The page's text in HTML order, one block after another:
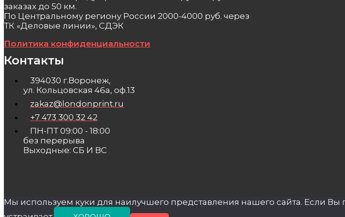
заказах до 50 км.
По Центральному региону России 2000-4000 руб. через
ТК «Деловые линии», СДЭК
Политика конфиденциальности
Контакты
394030 г.Воронеж,
ул. Кольцовская 46а, оф.13
zakaz@londonprint.ru
+7 473 300 32 42
ПН-ПТ 09:00 - 18:00
без перерыва
Выходные: СБ И ВС
Мы используем куки для наилучшего представления нашего сайта. Если Вы